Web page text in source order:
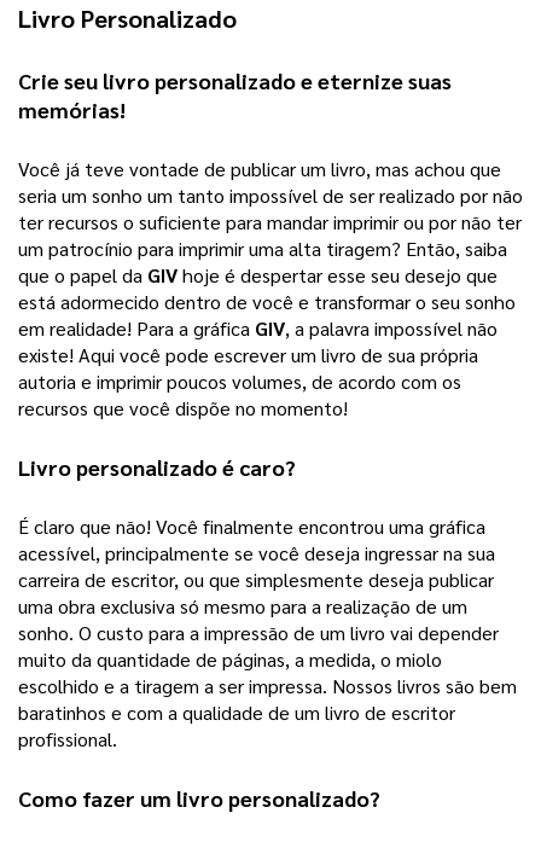
Livro Personalizado
Crie seu livro personalizado e eternize suas
memórias!
Você já teve vontade de publicar um livro, mas achou que
seria um sonho um tanto impossível de ser realizado por não
ter recursos o suficiente para mandar imprimir ou por não ter
um patrocínio para imprimir uma alta tiragem? Então, saiba
que o papel da GIVhoje é despertar esse seu desejo que
está adormecido dentro de você e transformar o seu sonho
em realidade! Para a gráfica GIV, a palavra impossível não
existe! Aqui você pode escrever um livro de sua própria
autoria e imprimir poucos volumes, de acordo com os
recursos que você dispõe no momento!
Livro personalizado é caro?
É claro que não! Você finalmente encontrou uma gráfica
acessível, principalmente se você deseja ingressar na sua
carreira de escritor, ou que simplesmente deseja publicar
uma obra exclusiva só mesmo para a realização de um
sonho. O custo para a impressão de um livro vai depender
muito da quantidade de páginas, a medida, o miolo
escolhido e a tiragem a ser impressa. Nossos livros são bem
baratinhos e com a qualidade de um livro de escritor
profissional.
Como fazer um livro personalizado?